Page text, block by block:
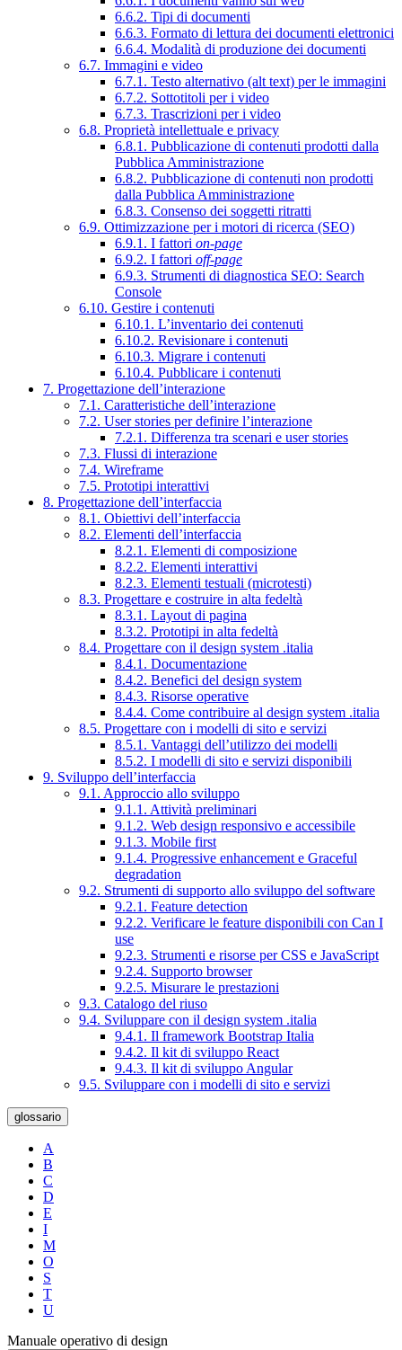
6.6.2. Tipi di documenti
6.6.3. Formato di lettura dei documenti elettronici
6.6.4. Modalità di produzione dei documenti
6.7. Immagini e video
6.7.1. Testo alternativo (alt text) per le immagini
6.7.2. Sottotitoli per i video
6.7.3. Trascrizioni per i video
6.8. Proprietà intellettuale e privacy
6.8.1. Pubblicazione di contenuti prodotti dalla
Pubblica Amministrazione
6.8.2. Pubblicazione di contenuti non prodotti
dalla Pubblica Amministrazione
6.8.3. Consenso dei soggetti ritratti
6.9. Ottimizzazione per i motori di ricerca (SEO)
6.9.1. I fattori on-page
6.9.2. I fattori off-page
6.9.3. Strumenti di diagnostica SEO: Search
Console
6.10. Gestire i contenuti
6.10.1. L’inventario dei contenuti
6.10.2. Revisionare i contenuti
6.10.3. Migrare i contenuti
6.10.4. Pubblicare i contenuti
7. Progettazione dell’interazione
7.1. Caratteristiche dell’interazione
7.2. User stories per definire l’interazione
7.2.1. Differenza tra scenari e user stories
7.3. Flussi di interazione
7.4. Wireframe
7.5. Prototipi interattivi
8. Progettazione dell’interfaccia
8.1. Obiettivi dell’interfaccia
8.2. Elementi dell’interfaccia
8.2.1. Elementi di composizione
8.2.2. Elementi interattivi
8.2.3. Elementi testuali (microtesti)
8.3. Progettare e costruire in alta fedeltà
8.3.1. Layout di pagina
8.3.2. Prototipi in alta fedeltà
8.4. Progettare con il design system .italia
8.4.1. Documentazione
8.4.2. Benefici del design system
8.4.3. Risorse operative
8.4.4. Come contribuire al design system .italia
8.5. Progettare con i modelli di sito e servizi
8.5.1. Vantaggi dell’utilizzo dei modelli
8.5.2. I modelli di sito e servizi disponibili
9. Sviluppo dell’interfaccia
9.1. Approccio allo sviluppo
9.1.1. Attività preliminari
9.1.2. Web design responsivo e accessibile
9.1.3. Mobile first
9.1.4. Progressive enhancement e Graceful
degradation
9.2. Strumenti di supporto allo sviluppo del software
9.2.1. Feature detection
9.2.2. Verificare le feature disponibili con Can I
use
9.2.3. Strumenti e risorse per CSS e JavaScript
9.2.4. Supporto browser
9.2.5. Misurare le prestazioni
9.3. Catalogo del riuso
9.4. Sviluppare con il design system .italia
9.4.1. Il framework Bootstrap Italia
9.4.2. Il kit di sviluppo React
9.4.3. Il kit di sviluppo Angular
9.5. Sviluppare con i modelli di sito e servizi
glossario
A
B
C
D
E
I
M
O
S
T
U
Manuale operativo di design